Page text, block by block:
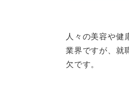
ミスマ
人々の美容や健
業界ですが、就
欠です。